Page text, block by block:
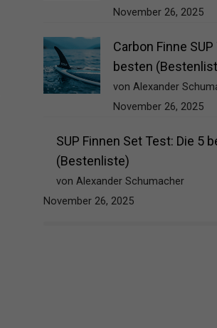
November 26, 2025
Carbon Finne
besten
von Alexander
November 26, 2025
SUP Finnen Set Test: Die 5
(Bestenliste)
von Alexander Schumacher
November 26, 2025